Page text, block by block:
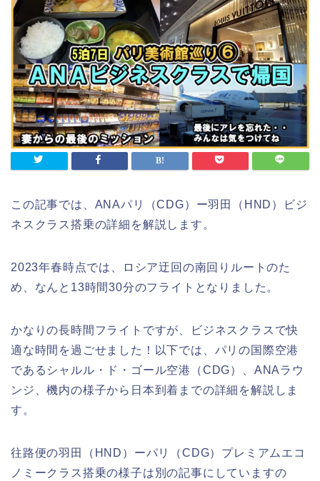
この記事では、ANAパリ（CDG）ー羽田（HND）ビジ
ネスクラス搭乗の詳細 を解説します。
2023年春時点では、ロシア迂回の南回りルートのた
め、なんと13時間30分のフライトとなりました。
かなりの長時間フライトですが、ビジネスクラスで快
適な時間を過ごせました！以下では、パリの国際空港
であるシャルル・ド・ゴール空港（CDG）、ANAラウ
ンジ、機内の様子から日本到着までの詳細を解説しま
す。
往路便の羽田（HND）ーパリ（CDG）プレミアムエコ
ノミークラス搭乗の様子は別の記事にしていますの